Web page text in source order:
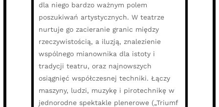
dla niego bardzo ważnym polem
poszukiwań artystycznych. W teatrze
nurtuje go zacieranie granic między
rzeczywistością, a iluzją, znalezienie
wspólnego mianownika dla istoty i
tradycji teatru, oraz najnowszych
osiągnięć współczesnej techniki. Łączy
maszyny, ludzi, muzykę i pirotechnikę w
jednorodne spektakle plenerowe („Triumf